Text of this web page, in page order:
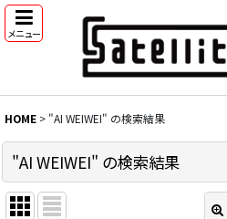
メニュー
HOME > "AI WEIWEI" の検索結果
"AI WEIWEI" の検索結果